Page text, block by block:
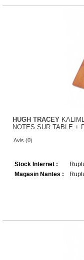
HUGH TRACEY
NOTES SUR TABLE +
Avis (0)
Stock Internet :
Magasin Nantes :